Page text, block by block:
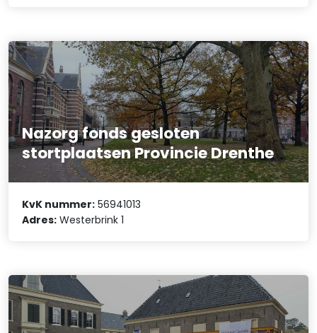
Nazorg fonds gesloten
stortplaatsen Provincie Drenthe
KvK nummer: 56941013
Adres: Westerbrink 1